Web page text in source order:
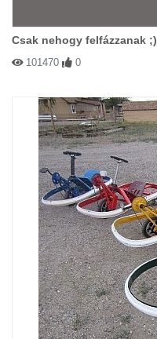
Csak nehogy felfázzanak ;)
101470 0